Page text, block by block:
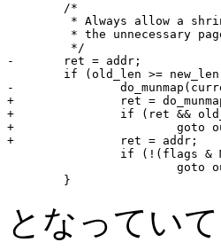
        /*
* Always allow a
* the unnecessary
         */
-       ret = addr;
if (old_len >=
-
+               ret =
+               if (ret &&
+                       goto
+               ret = addr;
if (!(flags &
goto
となってい